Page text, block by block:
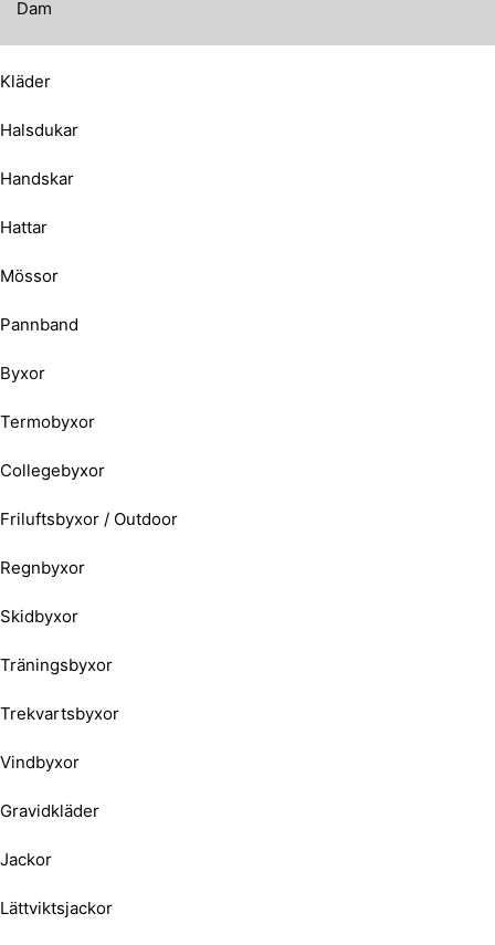
Dam
Kläder
Halsdukar
Handskar
Hattar
Mössor
Pannband
Byxor
Termobyxor
Collegebyxor
Friluftsbyxor / Outdoor
Regnbyxor
Skidbyxor
Träningsbyxor
Trekvartsbyxor
Vindbyxor
Gravidkläder
Jackor
Lättviktsjackor